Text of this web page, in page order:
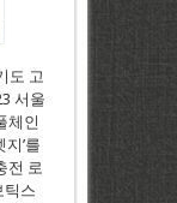
도 고
서울
체인
’를
전 로
틱스